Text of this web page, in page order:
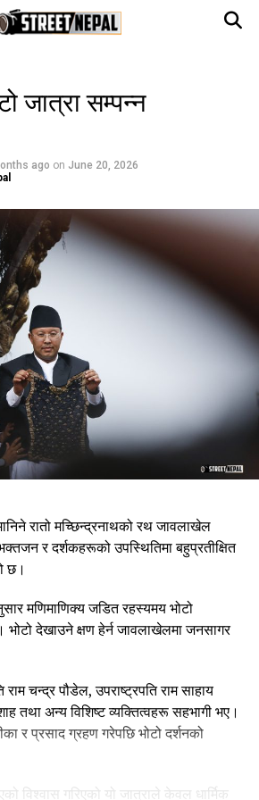
जात्रा सम्पन्न
ago on June 20, 2026
रातो मच्छिन्द्रनाथको रथ जावलाखेल
र दर्शकहरूको उपस्थितिमा बहुप्रतीक्षित
छ।
मणिमाणिक्य जडित रहस्यमय भोटो
भोटो देखाउने क्षण हेर्न जावलाखेलमा जनसागर
राम चन्द्र पौडेल, उपराष्ट्रपति राम साहाय
तथा अन्य विशिष्ट व्यक्तित्वहरू सहभागी भए।
र प्रसाद ग्रहण गरेपछि भोटो दर्शनको
विश्वास गरिएको यो जात्राले केवल धार्मिक
to mobile version